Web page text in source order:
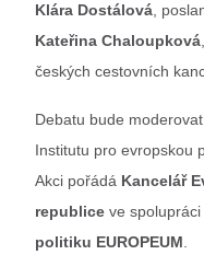
Klára Dostálová ,
Kateřina Chaloupková
českých cestovních
Debatu bude moderovat
Institutu pro evropskou
Akci pořádá Kancelář
republice ve spolupráci
politiku EUROPEUM